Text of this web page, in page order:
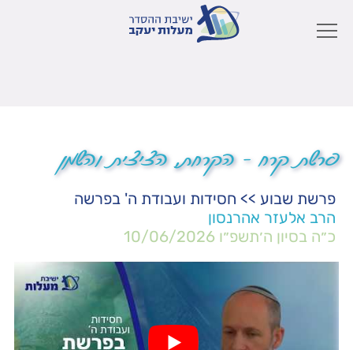
פרשת קרח – הקרחת, הציצית והשמן
פרשת שבוע >> חסידות ועבודת ה' בפרשה
הרב אלעזר אהרנסון
כ״ה בסיון ה׳תשפ״ו 10/06/2026